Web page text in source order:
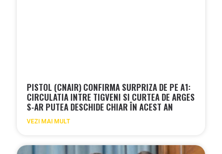
PISTOL (CNAIR) CONFIRMA SURPRIZA DE PE A1:
CIRCULATIA INTRE TIGVENI SI CURTEA DE ARGES
S-AR PUTEA DESCHIDE CHIAR ÎN ACEST AN
VEZI MAI MULT